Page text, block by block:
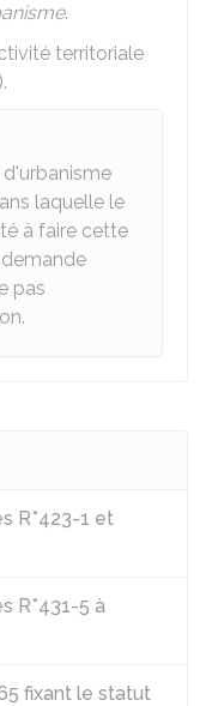
.
territoriale
laquelle le
à faire cette
pas
R*423-1 et
R*431-5 à
fixant le statut